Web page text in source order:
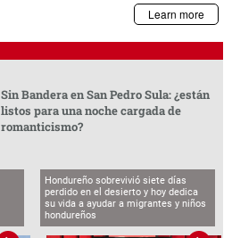
Sin Bandera en San Pedro Sula: ¿están
listos para una noche cargada de
romanticismo?
Hondureño sobrevivió siete días
perdido en el desierto y hoy dedica
su vida a ayudar a migrantes y niños
hondureños